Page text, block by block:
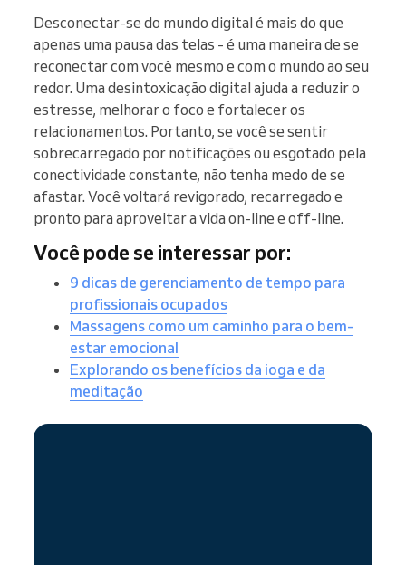
Desconectar-se do mundo digital é mais do que
apenas uma pausa das telas - é uma maneira de se
reconectar com você mesmo e com o mundo ao seu
redor. Uma desintoxicação digital ajuda a reduzir o
estresse, melhorar o foco e fortalecer os
relacionamentos. Portanto, se você se sentir
sobrecarregado por notificações ou esgotado pela
conectividade constante, não tenha medo de se
afastar. Você voltará revigorado, recarregado e
pronto para aproveitar a vida on-line e off-line.
Você pode se interessar por:
9 dicas de gerenciamento de tempo para
profissionais ocupados
Massagens como um caminho para o bem-
estar emocional
Explorando os benefícios da ioga e da
meditação